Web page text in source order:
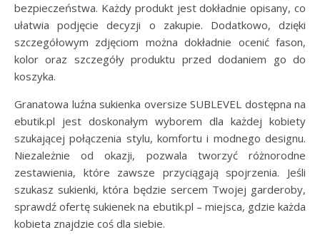
bezpieczeństwa. Każdy produkt jest dokładnie opisany, co
ułatwia podjęcie decyzji o zakupie. Dodatkowo, dzięki
szczegółowym zdjęciom można dokładnie ocenić fason,
kolor oraz szczegóły produktu przed dodaniem go do
koszyka.
Granatowa luźna sukienka oversize SUBLEVEL dostępna na
ebutik.pl jest doskonałym wyborem dla każdej kobiety
szukającej połączenia stylu, komfortu i modnego designu.
Niezależnie od okazji, pozwala tworzyć różnorodne
zestawienia, które zawsze przyciągają spojrzenia. Jeśli
szukasz sukienki, która będzie sercem Twojej garderoby,
sprawdź ofertę sukienek na ebutik.pl – miejsca, gdzie każda
kobieta znajdzie coś dla siebie.